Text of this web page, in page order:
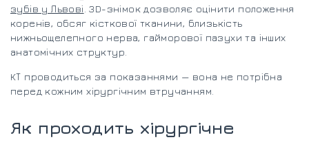
зубів у Львові . 3D-знімок дозволяє оцінити положення
коренів, обсяг кісткової тканини, близькість
нижньощелепного нерва, гайморової пазухи та інших
анатомічних структур.
КТ проводиться за показаннями — вона не потрібна
перед кожним хірургічним втручанням.
Як проходить хірургічне